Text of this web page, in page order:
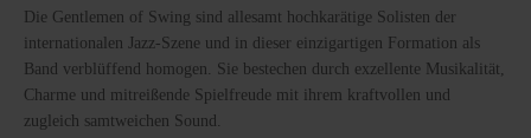
Die Gentlemen of Swing sind allesamt hochkarätige Solisten der
internationalen Jazz-Szene und in dieser einzigartigen Formation als
Band verblüffend homogen. Sie bestechen durch exzellente Musikalität,
Charme und mitreißende Spielfreude mit ihrem kraftvollen und
zugleich samtweichen Sound.